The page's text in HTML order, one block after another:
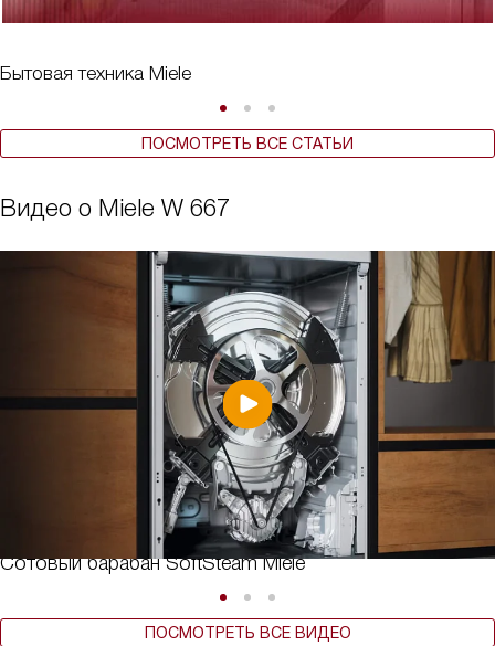
Бытовая техника Miele
ПОСМОТРЕТЬ ВСЕ СТАТЬИ
Видео о Miele W 667
Сотовый барабан SoftSteam Miele
ПОСМОТРЕТЬ ВСЕ ВИДЕО